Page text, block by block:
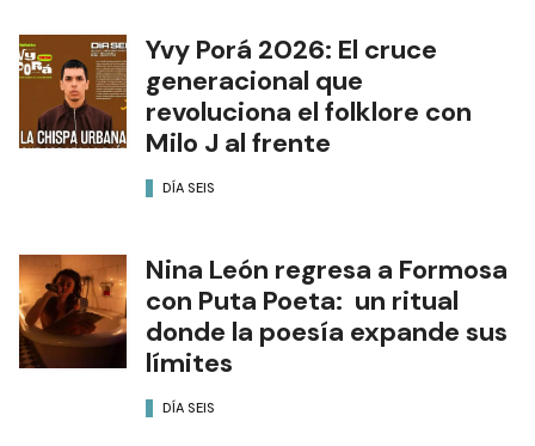
Yvy Porá 2026: El cruce
generacional que
revoluciona el folklore con
Milo J al frente
DÍA SEIS
Nina León regresa a Formosa
con Puta Poeta: un ritual
donde la poesía expande sus
límites
DÍA SEIS